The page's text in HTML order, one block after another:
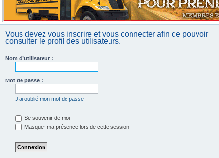
Vous devez vous inscrire et vous connecter afin de pouvoir
consulter le profil des utilisateurs.
Nom d’utilisateur :
Mot de passe :
J’ai oublié mon mot de passe
Se souvenir de moi
Masquer ma présence lors de cette session